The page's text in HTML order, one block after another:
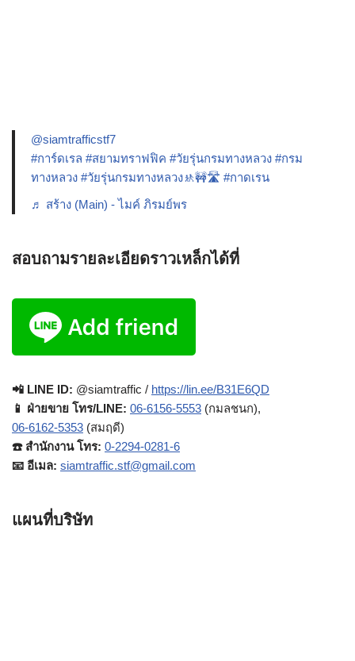
@siamtrafficstf7
#การ์ดเรล #สยามทราฟฟิค #วัยรุ่นกรมทางหลวง #กรม
ทางหลวง #วัยรุ่นกรมทางหลวง🚸🚧🛣️ #กาดเรน
♬ สร้าง (Main) - ไมค์ ภิรมย์พร
สอบถามรายละเอียดราวเหล็กได้ที่
📲 LINE ID: @siamtraffic / https://lin.ee/B31E6QD
📱 ฝ่ายขาย โทร/LINE: 06-6156-5553 (กมลชนก),
06-6162-5353 (สมฤดี)
☎️ สำนักงาน โทร: 0-2294-0281-6
📧 อีเมล: siamtraffic.stf@gmail.com
แผนที่บริษัท